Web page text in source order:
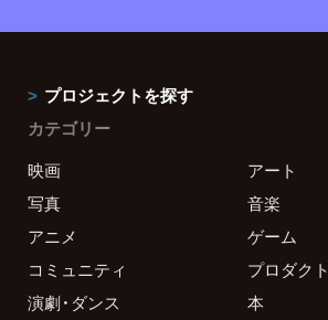
プロジェクトを探す
カテゴリー
映画
アート
写真
音楽
アニメ
ゲーム
コミュニティ
プロダクト
演劇・ダンス
本